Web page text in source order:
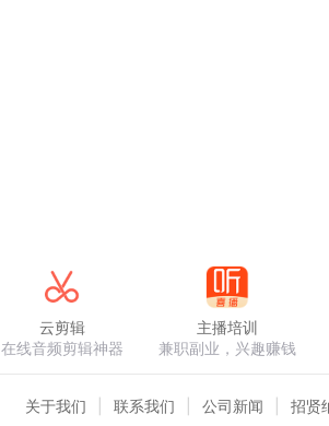
云剪辑
在线音频剪辑神器
主播培训
兼职副业，兴趣赚钱
关于我们 联系我们 公司新闻 招贤